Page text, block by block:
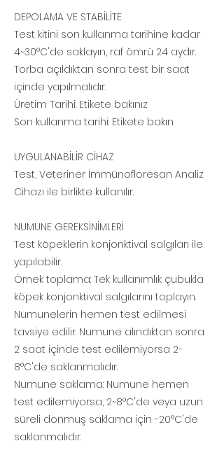
DEPOLAMA VE STABİLİTE
Test kitini son kullanma tarihine kadar
4~30°C'de saklayın, raf ömrü 24 aydır.
Torba açıldıktan sonra test bir saat
içinde yapılmalıdır.
Üretim Tarihi: Etikete bakınız
Son kullanma tarihi: Etikete bakın
UYGULANABİLİR CİHAZ
Test, Veteriner İmmünofloresan Analiz
Cihazı ile birlikte kullanılır.
NUMUNE GEREKSİNİMLERİ
Test köpeklerin konjonktival salgıları ile
yapılabilir.
Örnek toplama: Tek kullanımlık çubukla
köpek konjonktival salgılarını toplayın.
Numunelerin hemen test edilmesi
tavsiye edilir. Numune alındıktan sonra
2 saat içinde test edilemiyorsa 2-
8°C'de saklanmalıdır.
Numune saklama: Numune hemen
test edilemiyorsa, 2~8°C'de veya uzun
süreli donmuş saklama için -20°C'de
saklanmalıdır.